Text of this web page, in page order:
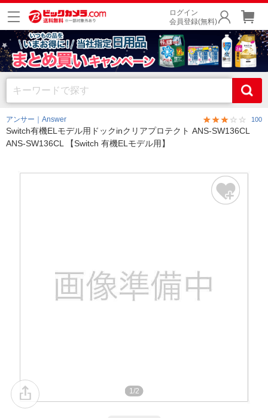
ログイン
会員登録(無料)
アンサー｜Answer 100
Switch有機ELモデル用ドックinクリアプロテクト ANS-SW136CL
ANS-SW136CL 【Switch 有機ELモデル用】
1/2